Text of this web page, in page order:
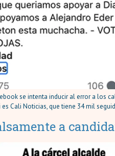
se intenta inducir al error a los
Cali Noticias, que tiene 34 mil
a